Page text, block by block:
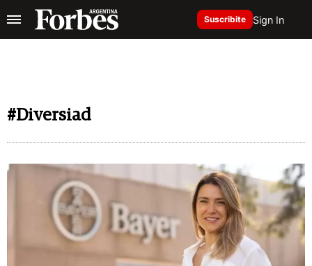
Suscribite Sign In
#Diversiad